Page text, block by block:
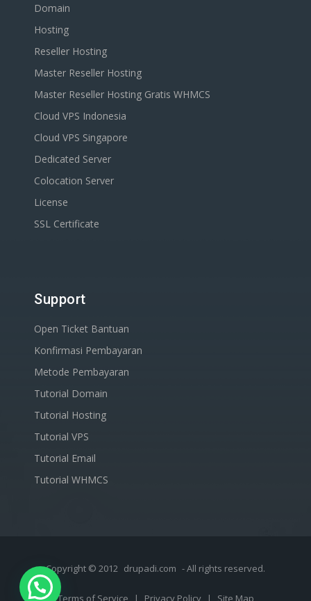
Domain
Hosting
Reseller Hosting
Master Reseller Hosting
Master Reseller Hosting Gratis WHMCS
Cloud VPS Indonesia
Cloud VPS Singapore
Dedicated Server
Colocation Server
License
SSL Certificate
Support
Open Ticket Bantuan
Konfirmasi Pembayaran
Metode Pembayaran
Tutorial Domain
Tutorial Hosting
Tutorial VPS
Tutorial Email
Tutorial WHMCS
Copyright © 2012 drupadi.com - All rights reserved.
Terms of Service | Privacy Policy | Site Map